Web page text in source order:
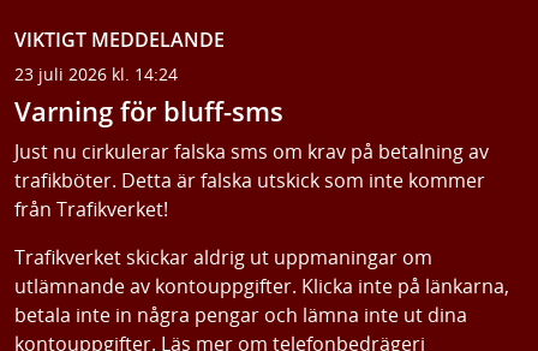
VIKTIGT MEDDELANDE
23 juli 2026 kl. 14:24
Varning för bluff-sms
Just nu cirkulerar falska sms om krav på betalning av
trafikböter. Detta är falska utskick som inte kommer
från Trafikverket!
Trafikverket skickar aldrig ut uppmaningar om
utlämnande av kontouppgifter. Klicka inte på länkarna,
betala inte in några pengar och lämna inte ut dina
kontouppgifter. Läs mer om telefonbedrägeri